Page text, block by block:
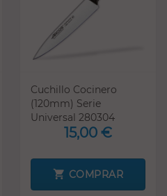
Cuchillo Cocinero
(120mm) Serie
Universal 280304
15,00 €
COMPRAR